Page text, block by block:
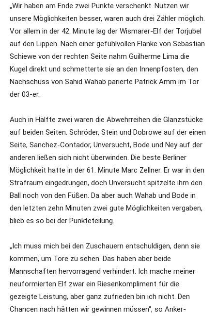
„Wir haben am Ende zwei Punkte verschenkt. Nutzen wir
unsere Möglichkeiten besser, waren auch drei Zähler möglich.
Vor allem in der 42. Minute lag der Wismarer-Elf der Torjubel
auf den Lippen. Nach einer gefühlvollen Flanke von Sebastian
Schiewe von der rechten Seite nahm Guilherme Lima die
Kugel direkt und schmetterte sie an den Innenpfosten, den
Nachschuss von Sahid Wahab parierte Patrick Amm im Tor
der 03-er.
Auch in Hälfte zwei waren die Abwehrreihen die Glanzstücke
auf beiden Seiten. Schröder, Stein und Dobrowe auf der einen
Seite, Sanchez-Contador, Unversucht, Bode und Ney auf der
anderen ließen sich nicht überwinden. Die beste Berliner
Möglichkeit hatte in der 61. Minute Marc Zellner. Er war in den
Strafraum eingedrungen, doch Unversucht spitzelte ihm den
Ball noch von den Füßen. Da aber auch Wahab und Bode in
den letzten zehn Minuten zwei gute Möglichkeiten vergaben,
blieb es so bei der Punkteteilung.
„Ich muss mich bei den Zuschauern entschuldigen, denn sie
kommen, um Tore zu sehen. Das haben aber beide
Mannschaften hervorragend verhindert. Ich mache meiner
neuformierten Elf zwar ein Riesenkompliment für die
gezeigte Leistung, aber ganz zufrieden bin ich nicht. Den
Chancen nach hätten wir gewinnen müssen“, so Anker-